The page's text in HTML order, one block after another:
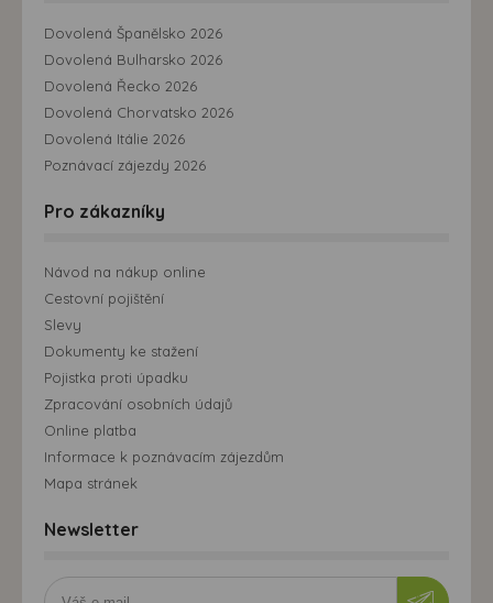
Dovolená Španělsko 2026
Dovolená Bulharsko 2026
Dovolená Řecko 2026
Dovolená Chorvatsko 2026
Dovolená Itálie 2026
Poznávací zájezdy 2026
Pro zákazníky
Návod na nákup online
Cestovní pojištění
Slevy
Dokumenty ke stažení
Pojistka proti úpadku
Zpracování osobních údajů
Online platba
Informace k poznávacím zájezdům
Mapa stránek
Newsletter